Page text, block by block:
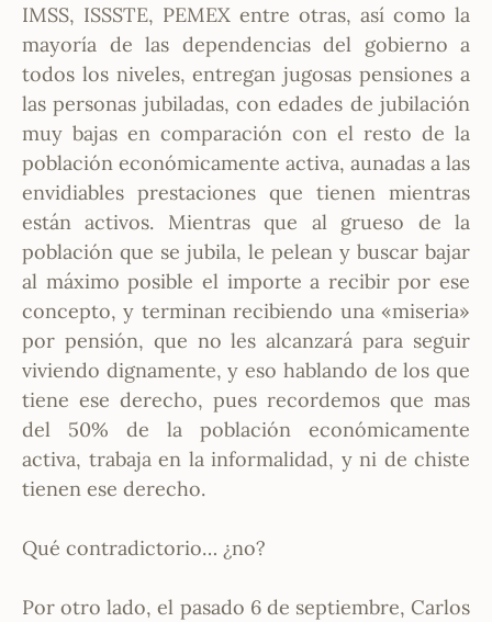
IMSS, ISSSTE, PEMEX entre otras, así como la
mayoría de las dependencias del gobierno a
todos los niveles, entregan jugosas pensiones a
las personas jubiladas, con edades de jubilación
muy bajas en comparación con el resto de la
población económicamente activa, aunadas a las
envidiables prestaciones que tienen mientras
están activos. Mientras que al grueso de la
población que se jubila, le pelean y buscar bajar
al máximo posible el importe a recibir por ese
concepto, y terminan recibiendo una «miseria»
por pensión, que no les alcanzará para seguir
viviendo dignamente, y eso hablando de los que
tiene ese derecho, pues recordemos que mas
del 50% de la población económicamente
activa, trabaja en la informalidad, y ni de chiste
tienen ese derecho.
Qué contradictorio… ¿no?
Por otro lado, el pasado 6 de septiembre, Carlos